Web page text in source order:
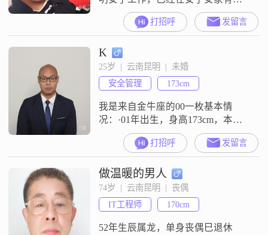
房，生活稳定。性格稳重踏实，不
花心、不折腾，待人真诚有责任
心，对待感情专一，就是想认真找
个能好好过日子、长久相伴的女
生。平时生活简单规律，偶尔抽烟
喝酒，都没有瘾，无不良嗜好。身
高不算占优势，但人实在、懂得尊
重和包容，会好好对待另一半。希
望遇到一位性格温和、顾家
打招呼 发留言
K
25岁  |  云南昆明  |  未婚
安全管理
173cm
我是来自金牛座的00一枚基本情
况：·01年出生，身高173cm，本科
毕业，已在安宁稳定发展·职业是：
央企关于我：·工作中：目标感强
##3001##靠谱##3001##执行力强·生
活中：喜欢拍照##3001##健身
##3001##喜欢和自己喜欢的人一起
旅游##3001##打游戏·情绪稳定，责
任心还是比较强滴（不知道说啥了
打招呼 发留言
做温暖的男人
74岁  |  云南昆明  |  丧偶
IT工程师
170cm
52年生辰属龙，单身丧偶巳退休